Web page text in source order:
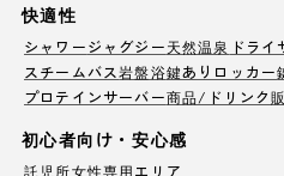
快適性
シャワージャグジー天然温泉 ドライ
スチームバス岩盤浴鍵ありロッカー
プロテインサーバー商品/ドリンク
初心者向け・安心感
託児所女性専用エリア